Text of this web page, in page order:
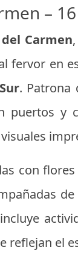
–
Carmen
fervor en
. Patrona
puertos y
con
reflejan el